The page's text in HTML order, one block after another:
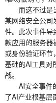
而这不过是当
某网络安全公司
件。此次事件导
款应用的服务器
或身份验证环
基础的AI工具对
战。
AI安全事件的
了AI产业根基层